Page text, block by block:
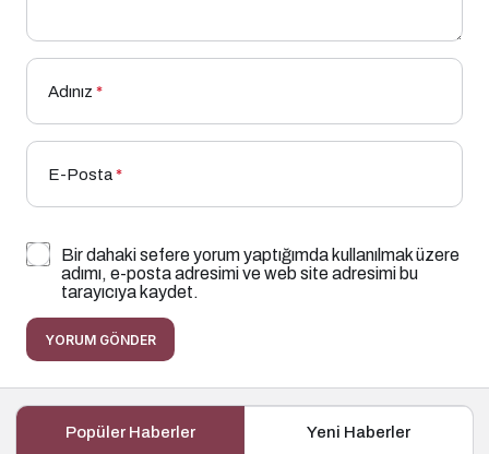
Adınız *
E-Posta*
Bir dahaki sefere yorum yaptığımda kullanılmak üzere
adımı, e-posta adresimi ve web site adresimi bu
tarayıcıya kaydet.
YORUM GÖNDER
Popüler Haberler Yeni Haberler